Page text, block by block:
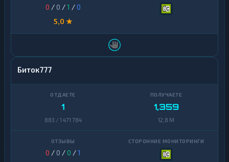
0 / 0 /1 /0
5,0 ★
Биток777
1
883 / 1 471 784
1,359
12,8 M
0 / 0 /0 /1